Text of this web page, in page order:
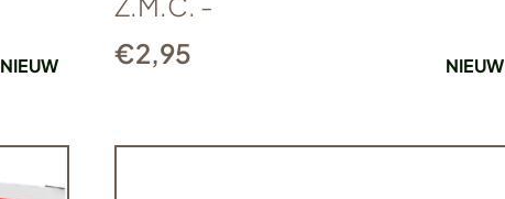
NIEUW
€2,95 NIEUW